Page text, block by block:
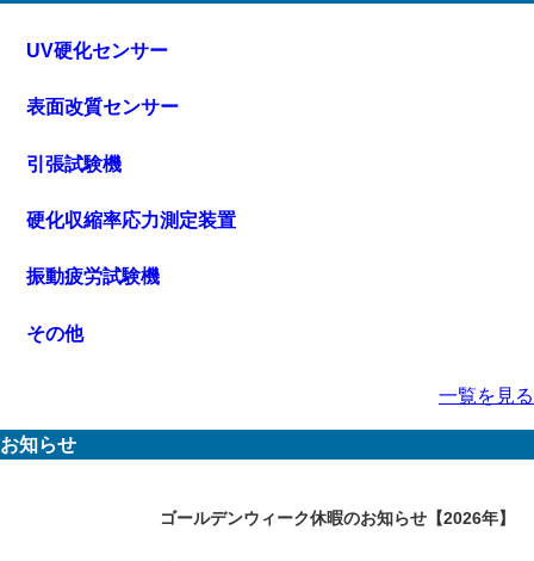
UV硬化センサー
表面改質センサー
引張試験機
硬化収縮率応力測定装置
振動疲労試験機
その他
一覧を見る
お知らせ
ゴールデンウィーク休暇のお知らせ【2026年】